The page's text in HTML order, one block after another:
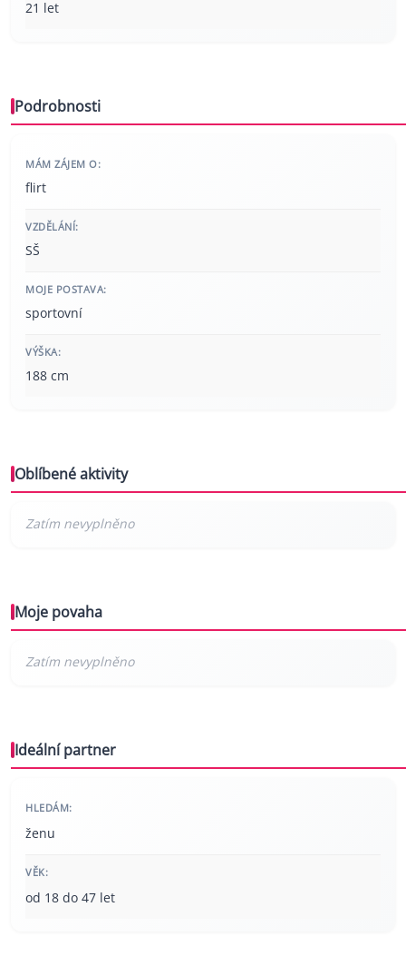
21 let
Podrobnosti
MÁM ZÁJEM O:
flirt
VZDĚLÁNÍ:
SŠ
MOJE POSTAVA:
sportovní
VÝŠKA:
188 cm
Oblíbené aktivity
Moje povaha
Ideální partner
HLEDÁM:
ženu
VĚK:
od 18 do 47 let